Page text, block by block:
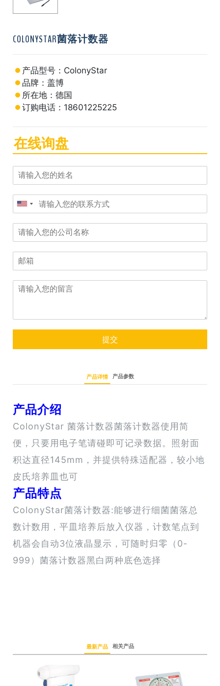
COLONYSTAR菌落计数器
产品型号：ColonyStar
品牌：盖博
所在地：德国
订购电话：18601225225
在线询盘
提交
产品详情 产品参数
产品介绍
ColonyStar 菌落计数器菌落计数器使用简
便，只要用电子笔请碰即可记录数据。照射面
积达直径145mm，并提供特殊适配器，较小地
皮氏培养皿也可
产品特点
ColonyStar菌落计数器:能够进行细菌菌落总
数计数用，平皿培养后放入仪器，计数笔点到
机器会自动3位液晶显示，可随时归零（0-
999）菌落计数器黑白两种底色选择
最新产品 相关产品